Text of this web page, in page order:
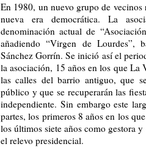
En 1980, un nuevo grupo de
nueva era democrática. La
denominación actual de
añadiendo “Virgen de Lourdes”,
Sánchez Gorrín. Se inició así el
la asociación, 15 años en los que La
las calles del barrio antiguo, que
público y que se recuperarán las
independiente. Sin embargo este
partes, los primeros 8 años en los
los últimos siete años como gestora
el relevo presidencial.